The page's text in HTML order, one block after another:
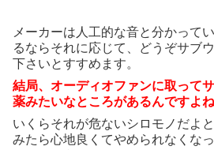
メーカーは人工的な音と分かって
るならそれに応じて、どうぞサブ
下さいとすすめます。
結局、オーディオファンに取って
薬みたいなところがあるんですよね
いくらそれが危ないシロモノだよ
みたら心地良くてやめられなくな